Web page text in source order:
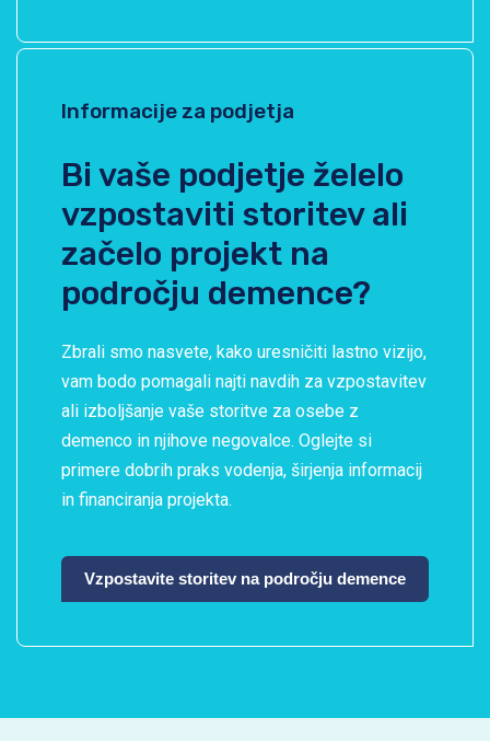
Informacije za podjetja
Bi vaše podjetje želelo
vzpostaviti storitev ali
začelo projekt na
področju demence?
Zbrali smo nasvete, kako uresničiti lastno vizijo,
vam bodo pomagali najti navdih za vzpostavitev
ali izboljšanje vaše storitve za osebe z
demenco in njihove negovalce. Oglejte si
primere dobrih praks vodenja, širjenja informacij
in financiranja projekta.
Vzpostavite storitev na področju demence